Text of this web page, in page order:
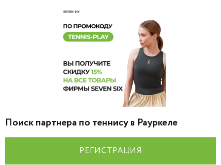
Поиск партнера по теннису в Рауркеле
РЕГИСТРАЦИЯ